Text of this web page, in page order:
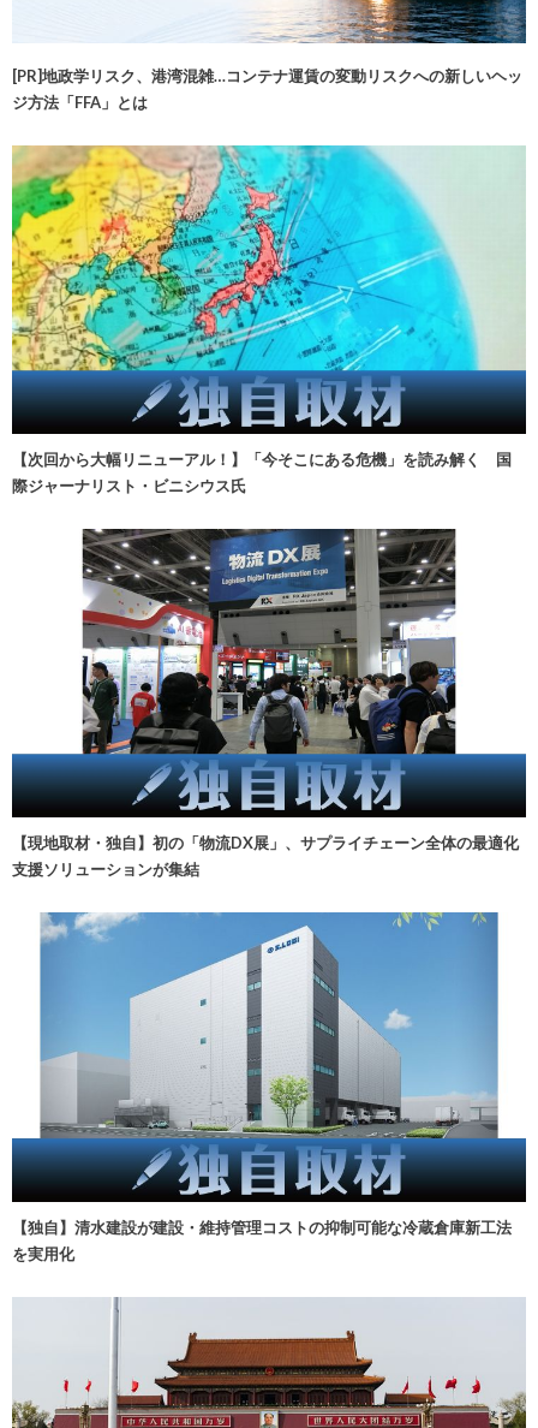
[PR]地政学リスク、港湾混雑…コンテナ運賃の変動リスクへの新しいヘッ
ジ方法「FFA」とは
【次回から大幅リニューアル！】「今そこにある危機」を読み解く 国
際ジャーナリスト・ビニシウス氏
【現地取材・独自】初の「物流DX展」、サプライチェーン全体の最適化
支援ソリューションが集結
【独自】清水建設が建設・維持管理コストの抑制可能な冷蔵倉庫新工法
を実用化